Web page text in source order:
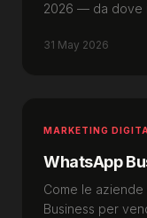
2026 — da dove
conformi.
31 May 2026
MARKETING
WhatsApp
Come le
Business per